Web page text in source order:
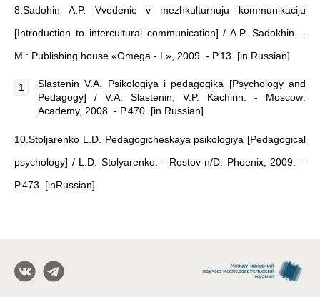
8.Sadohin A.P. Vvedenie v mezhkulturnuju kommunikaciju
[Introduction to intercultural communication] / A.P. Sadokhin. -
M.: Publishing house «Omega - L», 2009. - P.13. [in Russian]
Slastenin V.A. Psikologiya i pedagogika [Psychology and
Pedagogy] / V.A. Slastenin, V.P. Kachirin. - Moscow:
Academy, 2008. - P.470. [in Russian]
10.Stoljarenko L.D. Pedagogicheskaya psikologiya [Pedagogical
psychology] / L.D. Stolyarenko. - Rostov n/D: Phoenix, 2009. –
P.473. [inRussian]